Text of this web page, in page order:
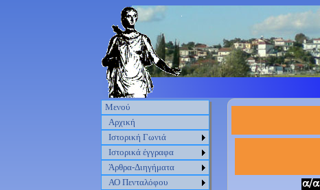
Μενού
Αρχική
Ιστορική Γωνιά
Ιστορικά έγγραφα
Άρθρα-Διηγήματα
ΑΟ Πενταλόφου
α/α